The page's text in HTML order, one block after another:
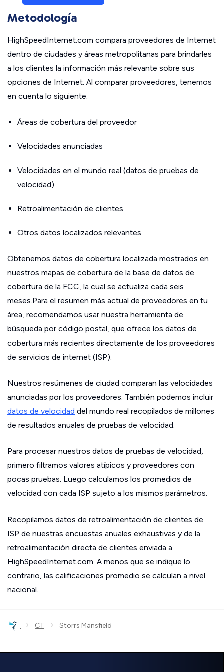
Metodología
HighSpeedInternet.com compara proveedores de Internet
dentro de ciudades y áreas metropolitanas para brindarles
a los clientes la información más relevante sobre sus
opciones de Internet. Al comparar proveedores, tenemos
en cuenta lo siguiente:
Áreas de cobertura del proveedor
Velocidades anunciadas
Velocidades en el mundo real (datos de pruebas de
velocidad)
Retroalimentación de clientes
Otros datos localizados relevantes
Obtenemos datos de cobertura localizada mostrados en
nuestros mapas de cobertura de la base de datos de
cobertura de la FCC, la cual se actualiza cada seis
meses.Para el resumen más actual de proveedores en tu
área, recomendamos usar nuestra herramienta de
búsqueda por código postal, que ofrece los datos de
cobertura más recientes directamente de los proveedores
de servicios de internet (ISP).
Nuestros resúmenes de ciudad comparan las velocidades
anunciadas por los proveedores. También podemos incluir
datos de velocidad del mundo real recopilados de millones
de resultados anuales de pruebas de velocidad.
Para procesar nuestros datos de pruebas de velocidad,
primero filtramos valores atípicos y proveedores con
pocas pruebas. Luego calculamos los promedios de
velocidad con cada ISP sujeto a los mismos parámetros.
Recopilamos datos de retroalimentación de clientes de
ISP de nuestras encuestas anuales exhaustivas y de la
retroalimentación directa de clientes enviada a
HighSpeedInternet.com. A menos que se indique lo
contrario, las calificaciones promedio se calculan a nivel
nacional.
› CT › Storrs Mansfield